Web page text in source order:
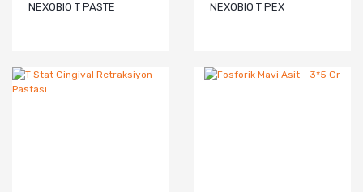
NEXOBIO T PASTE NEXOBIO T PEX